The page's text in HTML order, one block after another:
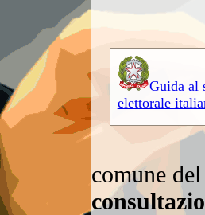
Guida al
elettorale
comune